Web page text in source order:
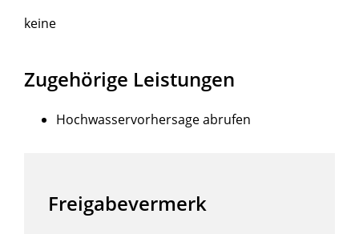
keine
Zugehörige Leistungen
Hochwasservorhersage abrufen
Freigabevermerk